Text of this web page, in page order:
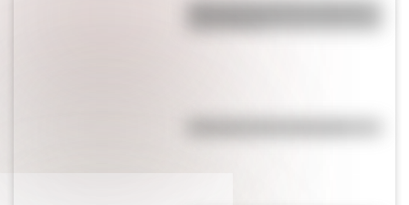
¿Por qué los perros se ponen